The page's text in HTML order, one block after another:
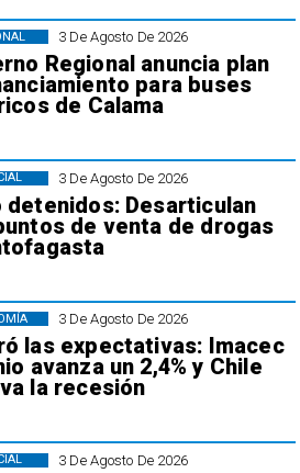
3 De Agosto De 2026
Regional anuncia plan
para buses
de Calama
3 De Agosto De 2026
detenidos: Desarticulan
de venta de drogas
3 De Agosto De 2026
las expectativas: Imacec
avanza un 2,4% y Chile
la recesión
3 De Agosto De 2026